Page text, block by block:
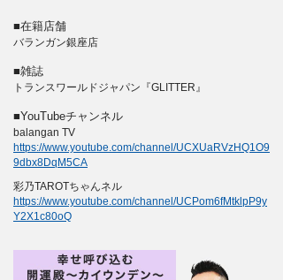
■在籍店舗
バランガン銀座店
■雑誌
トランスワールドジャパン『GLITTER』
■YouTubeチャンネル
balangan TV
https://www.youtube.com/channel/UCXUaRVzHQ1O9
9dbx8DqM5CA
彩乃TAROTちゃんネル
https://www.youtube.com/channel/UCPom6fMtklpP9y
Y2X1c80oQ